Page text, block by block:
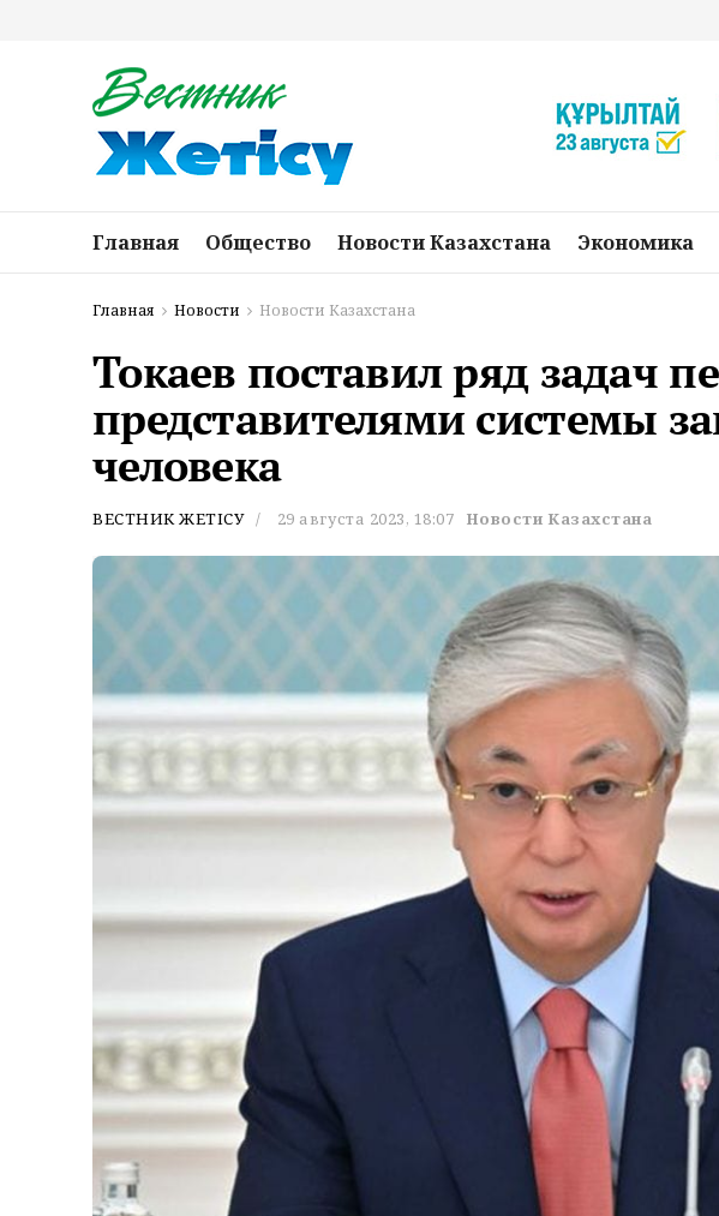
Главная Общество Новости Казахстана Экономика
Главная Новости Новости Казахстана
Токаев поставил ряд задач
представителями системы
человека
ВЕСТНИК ЖЕТІСУ 29 августа 2023, 18:07 Новости Казахстана